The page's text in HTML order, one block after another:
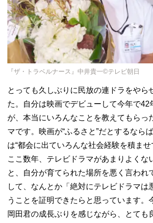
『ザ・トラベルナース』中井貴一©テレビ朝日
とっても久しぶりに民放の連ドラをやら
た。自分は映画でデビューして今年で42
が、本当にいろんなことを教えてもらっ
マです。映画が“ふるさと”だとするなら
は“都会に出ていろんな社会経験を積ませ
ここ数年、テレビドラマがあまりよくな
と、自分が育てられた場所を悪く言われ
して、なんとか「絶対にテレビドラマは
うことを証明できたらと思っています。
岡田君の成長ぶりを感じながら、とても